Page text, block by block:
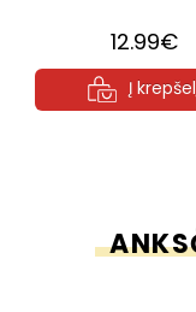
12.99€
Į